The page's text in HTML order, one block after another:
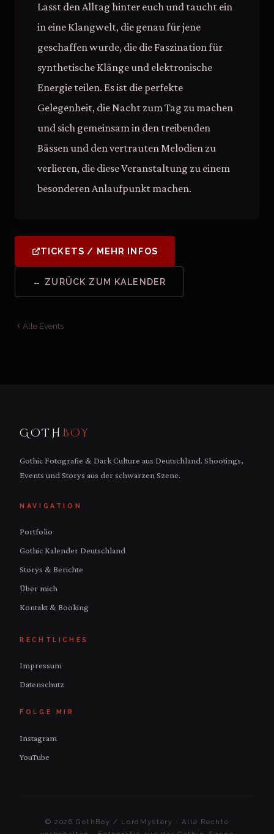
Lasst den Alltag hinter euch und taucht ein
in eine Klangwelt, die genau für jene
geschaffen wurde, die die Faszination für
synthetische Klänge und elektronische
Energie teilen. Es ist die perfekte
Gelegenheit, die Nacht zum Tag zu machen
und sich gemeinsam in den treibenden
Bässen und den vertrauten Melodien zu
verlieren, die diese Veranstaltung zu einem
besonderen Anlaufpunkt machen.
TICKETS / MEHR INFOS
← ZURÜCK ZUM KALENDER
Alle Events
GOTH BOY
Gothic Fotografie & Dark Culture aus Deutschland. Shootings,
Events und Storys aus der schwarzen Szene.
NAVIGATION
Portfolio
Gothic Kalender Deutschland
Storys & Berichte
Über mich
Kontakt & Booking
RECHTLICHES
Impressum
Datenschutz
FOLGE MIR
Instagram
YouTube
© 2026 GothBoy / LordMystery · Alle Rechte